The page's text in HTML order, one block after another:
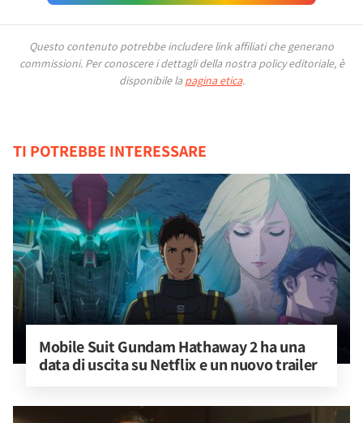
Questo contenuto potrebbe includere link affiliati che generano
commissioni. Per conoscere i dettagli della nostra policy editoriale, è
disponibile la pagina etica.
TI POTREBBE INTERESSARE
Mobile Suit Gundam Hathaway 2 ha una
data di uscita su Netflix e un nuovo trailer